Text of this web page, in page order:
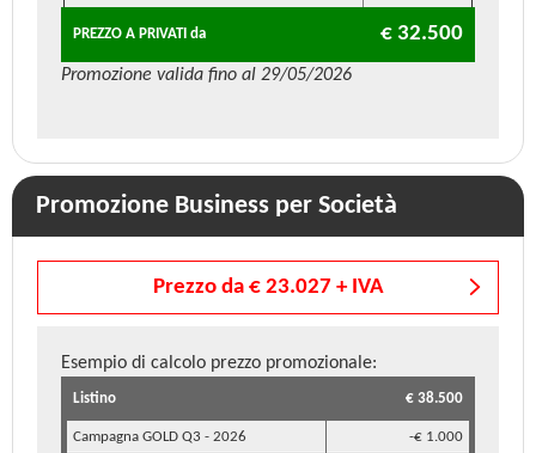
PREZZO A PRIVATI da € 32.500
Promozione valida fino al 29/05/2026
Promozione Business per Società
Prezzo da € 23.027 + IVA
Esempio di calcolo prezzo promozionale:
Listino € 38.500
Campagna GOLD Q3 - 2026 -€ 1.000